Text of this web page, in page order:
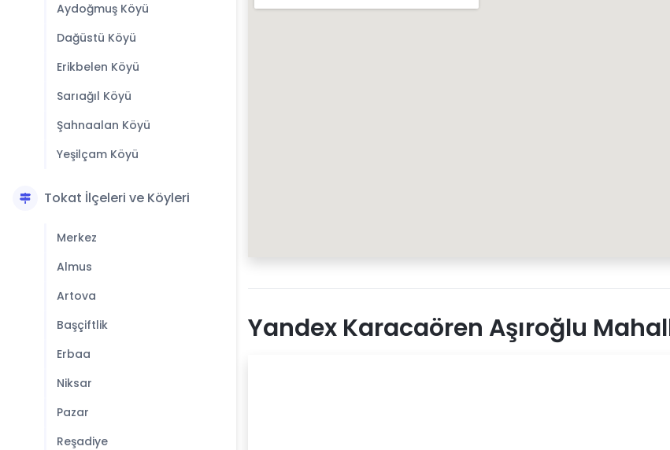
Aydoğmuş Köyü
Dağüstü Köyü
Erikbelen Köyü
Sarıağıl Köyü
Şahnaalan Köyü
Yeşilçam Köyü
Tokat İlçeleri ve Köyleri
Merkez
Almus
Artova
Başçiftlik
Erbaa
Niksar
Pazar
Reşadiye
Yandex Karacaören Aşıroğlu